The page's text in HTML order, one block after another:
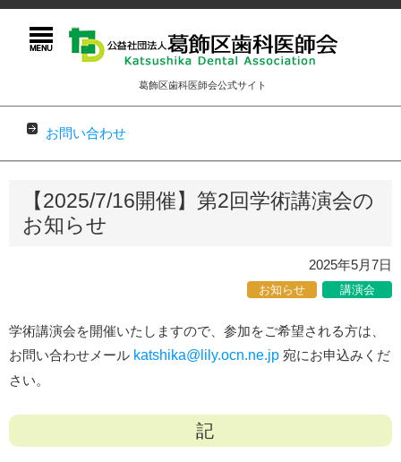
葛飾区歯科医師会公式サイト
お問い合わせ
【2025/7/16開催】第2回学術講演会の
お知らせ
2025年5月7日
お知らせ 講演会
学術講演会を開催いたしますので、参加をご希望される方は、
お問い合わせメール katshika@lily.ocn.ne.jp 宛にお申込みくだ
さい。
記